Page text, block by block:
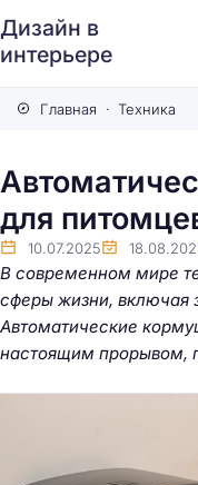
Дизайн в
интерьере
Главная Техника
для
10.07.2025
В современном мире
сферы жизни, включая
Автоматические
настоящим прорывом,